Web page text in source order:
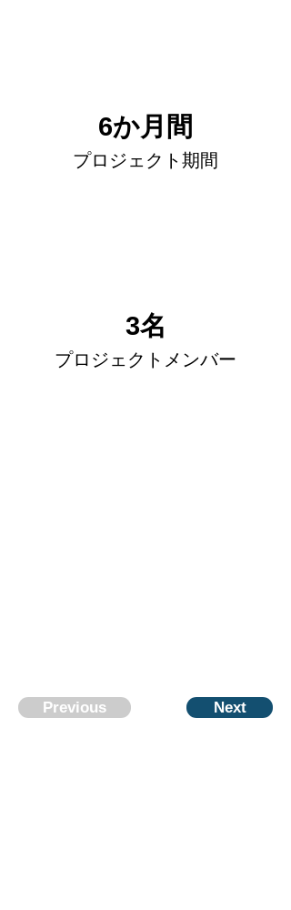
6か月間
プロジェクト期間
3名
プロジェクトメンバー
Previous Next